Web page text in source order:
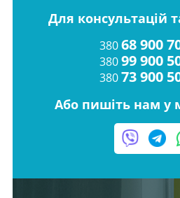
Для консультацій
38068 900
38099 900
38073 900
Або пишіть нам у